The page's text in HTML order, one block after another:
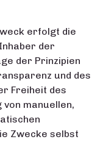
erfolgt die
der
der Prinzipien
und des
Freiheit des
manuellen,
Zwecke selbst